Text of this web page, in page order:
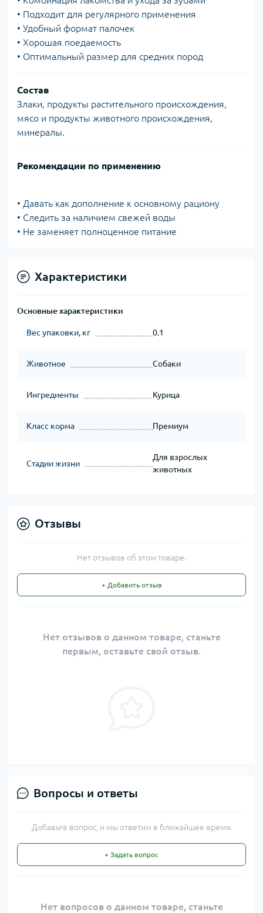
• Подходит для регулярного применения
• Удобный формат палочек
• Хорошая поедаемость
• Оптимальный размер для средних пород
Состав
Злаки, продукты растительного происхождения,
мясо и продукты животного происхождения,
минералы.
Рекомендации по применению
• Давать как дополнение к основному рациону
• Следить за наличием свежей воды
• Не заменяет полноценное питание
Характеристики
Основные характеристики
Вес упаковки, кг 0.1
Животное Собаки
Ингредиенты Курица
Класс корма Премиум
Стадии жизни
Для взрослых
животных
Отзывы
Нет отзывов об этом товаре.
+ Добавить отзыв
Нет отзывов о данном товаре, станьте
первым, оставьте свой отзыв.
Вопросы и ответы
Добавьте вопрос, и мы ответим в ближайшее время.
+ Задать вопрос
Нет вопросов о данном товаре, станьте